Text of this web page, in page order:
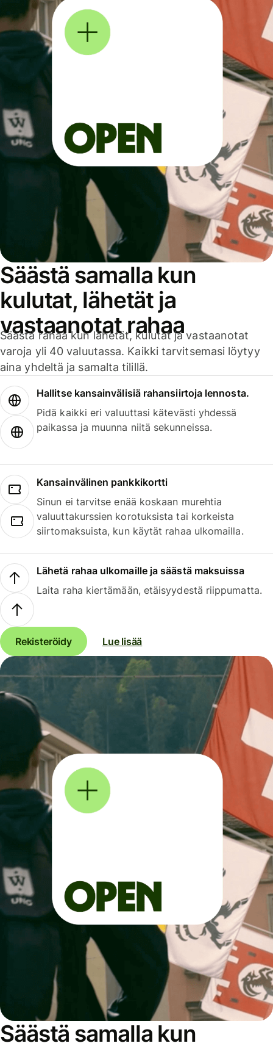
Säästä samalla kun
kulutat, lähetät ja
vastaanotat rahaa
Säästä rahaa kun lähetät, kulutat ja vastaanotat
varoja yli 40 valuutassa. Kaikki tarvitsemasi löytyy
aina yhdeltä ja samalta tilillä.
Hallitse kansainvälisiä rahansiirtoja lennosta.
Pidä kaikki eri valuuttasi kätevästi yhdessä
paikassa ja muunna niitä sekunneissa.
Kansainvälinen pankkikortti
Sinun ei tarvitse enää koskaan murehtia
valuuttakurssien korotuksista tai korkeista
siirtomaksuista, kun käytät rahaa ulkomailla.
Lähetä rahaa ulkomaille ja säästä maksuissa
Laita raha kiertämään, etäisyydestä riippumatta.
Rekisteröidy Lue lisää
Säästä samalla kun